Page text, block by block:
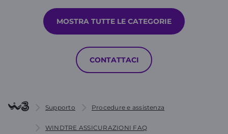
MOSTRA TUTTE LE CATEGORIE
CONTATTACI
Supporto Procedure e assistenza
WINDTRE ASSICURAZIONI FAQ